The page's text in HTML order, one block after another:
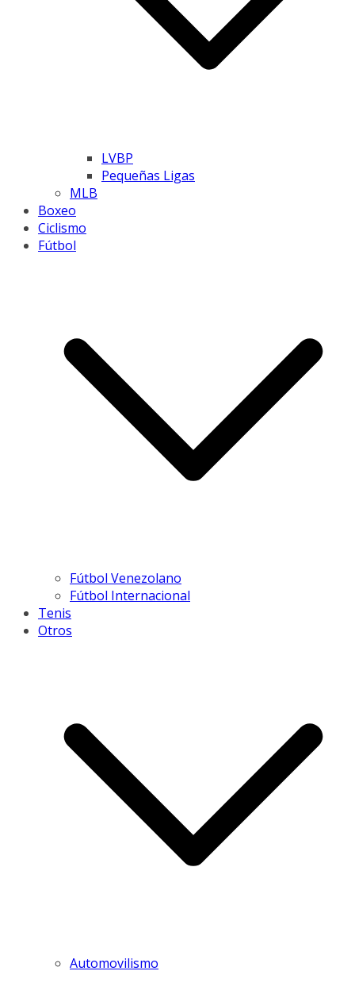
LVBP
Pequeñas Ligas
MLB
Boxeo
Ciclismo
Fútbol
Fútbol Venezolano
Fútbol Internacional
Tenis
Otros
Automovilismo